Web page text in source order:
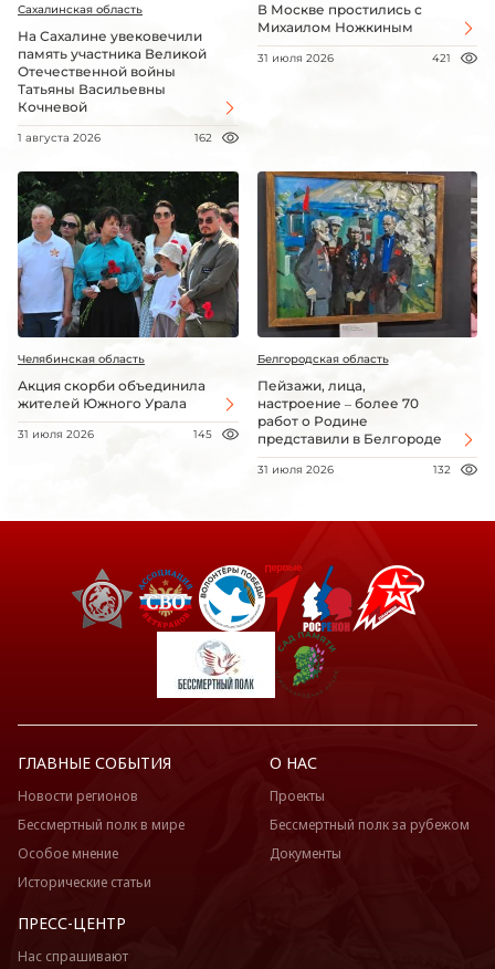
Сахалинская область
На Сахалине увековечили
память участника Великой
Отечественной войны
Татьяны Васильевны
Кочневой
1 августа 2026 162
В Москве простились с
Михаилом Ножкиным
31 июля 2026 421
Челябинская область
Акция скорби объединила
жителей Южного Урала
31 июля 2026 145
Белгородская область
Пейзажи, лица,
настроение – более 70
работ о Родине
представили в Белгороде
31 июля 2026 132
ГЛАВНЫЕ СОБЫТИЯ
Новости регионов
Бессмертный полк в мире
Особое мнение
Исторические статьи
О НАС
Проекты
Бессмертный полк за рубежом
Документы
ПРЕСС-ЦЕНТР
Нас спрашивают